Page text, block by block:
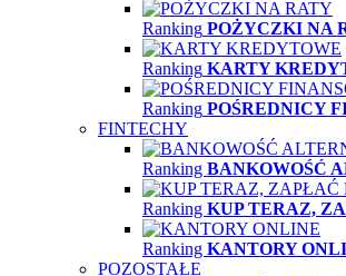
Ranking POŻYCZKI NA
Ranking KARTY
Ranking POŚREDNICY
FINTECHY
Ranking BANKOWOŚĆ
Ranking KUP TERAZ,
Ranking KANTORY
POZOSTAŁE